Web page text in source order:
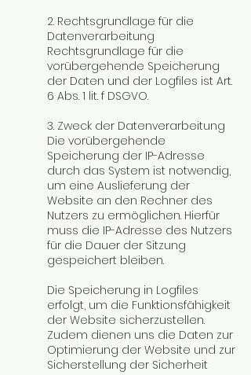
2. Rechtsgrundlage für die
Datenverarbeitung
Rechtsgrundlage für die
vorübergehende Speicherung
der Daten und der Logfiles ist Art.
6 Abs. 1 lit. f DSGVO.
3. Zweck der Datenverarbeitung
Die vorübergehende
Speicherung der IP-Adresse
durch das System ist notwendig,
um eine Auslieferung der
Website an den Rechner des
Nutzers zu ermöglichen. Hierfür
muss die IP-Adresse des Nutzers
für die Dauer der Sitzung
gespeichert bleiben.
Die Speicherung in Logfiles
erfolgt, um die Funktionsfähigkeit
der Website sicherzustellen.
Zudem dienen uns die Daten zur
Optimierung der Website und zur
Sicherstellung der Sicherheit